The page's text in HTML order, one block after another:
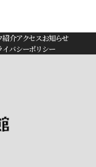
紹介アクセスお知らせ
イバシーポリシー